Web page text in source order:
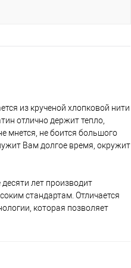
из крученой хлопковой нити
отлично держит тепло,
мнется, не боится большого
Вам долгое время, окружит
лет производит
стандартам. Отличается
которая позволяет